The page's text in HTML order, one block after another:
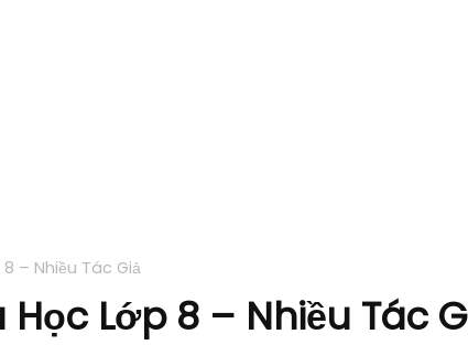
– Nhiều Tác Giả
Lớp 8 – Nhiều Tác